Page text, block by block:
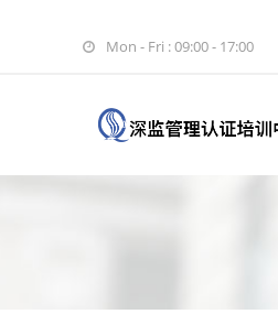
Mon - Fri : 09:00 - 17:00